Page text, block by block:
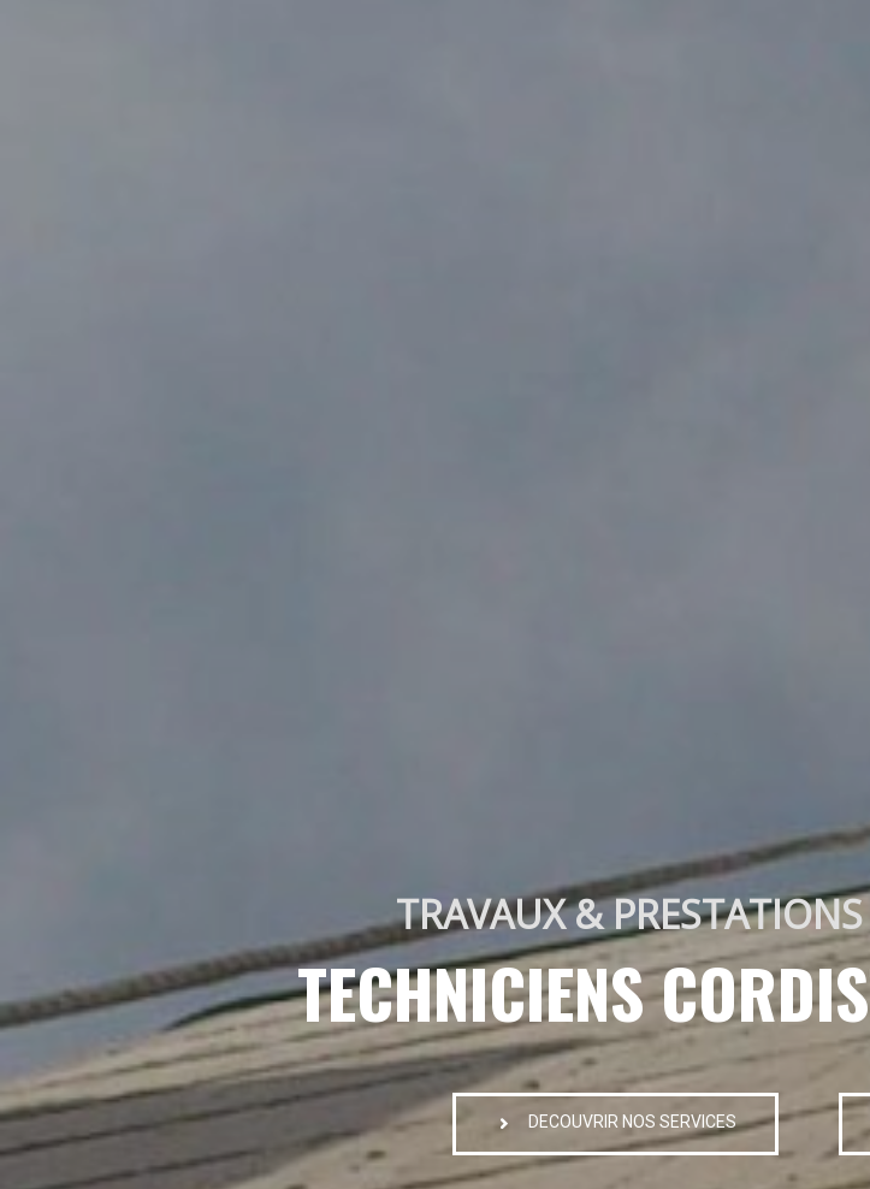
TRAVAUX &
TECHNICIENS
DECOUVRIR NOS SERVICES